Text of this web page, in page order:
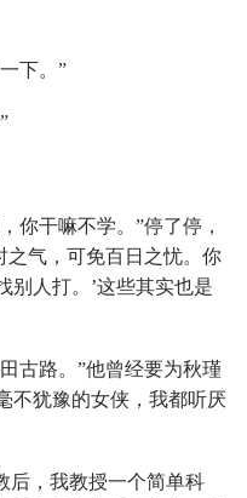
下。”
你干嘛不学。”停了停，
之气，可免百日之忧。你
别人打。’这些其实也是
古路。”他曾经要为秋瑾
不犹豫的女侠，我都听厌
后，我教授一个简单科